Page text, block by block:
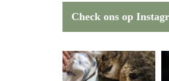
Check ons op